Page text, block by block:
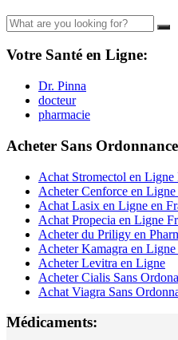
Votre Santé en Ligne:
Dr. Pinna
docteur
pharmacie
Acheter Sans Ordonnance
Achat Stromectol en Ligne
Acheter Cenforce en Ligne
Achat Lasix en Ligne en
Achat Propecia en Ligne
Acheter du Priligy en
Acheter Kamagra en Ligne
Acheter Levitra en Ligne
Acheter Cialis Sans
Achat Viagra Sans
Médicaments: